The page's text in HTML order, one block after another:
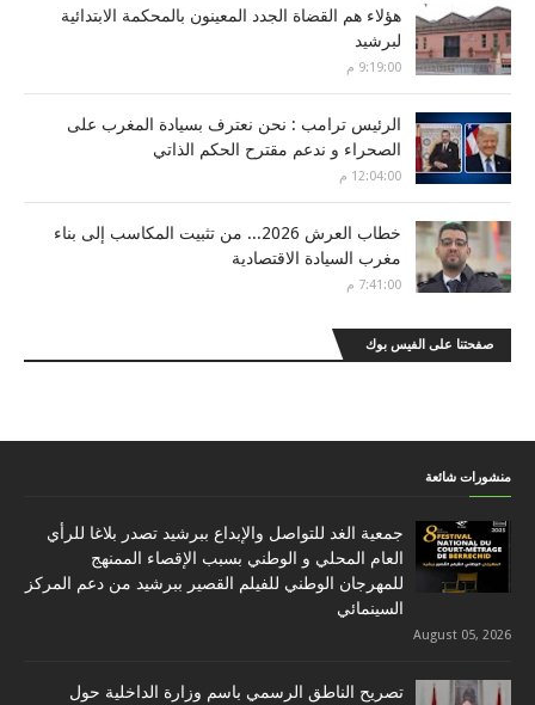
هؤلاء هم القضاة الجدد المعينون بالمحكمة الابتدائية
لبرشيد
9:19:00 م
الرئيس ترامب : نحن نعترف بسيادة المغرب على
الصحراء و ندعم مقترح الحكم الذاتي
12:04:00 م
خطاب العرش 2026... من تثبيت المكاسب إلى بناء
مغرب السيادة الاقتصادية
7:41:00 م
صفحتنا على الفيس بوك
منشورات شائعة
جمعية الغد للتواصل والإبداع ببرشيد تصدر بلاغا للرأي
العام المحلي و الوطني بسبب الإقصاء الممنهج
للمهرجان الوطني للفيلم القصير ببرشيد من دعم المركز
السينمائي
August 05, 2026
تصريح الناطق الرسمي باسم وزارة الداخلية حول